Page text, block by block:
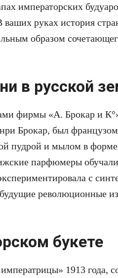
императорских
руках история
образом
в русской
фирмы «А. Брокар и
Брокар, был
пудрой и мылом в
парфюмеры
с
революционные
букете
1913 года,